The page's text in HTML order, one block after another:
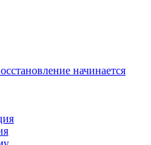
начинается